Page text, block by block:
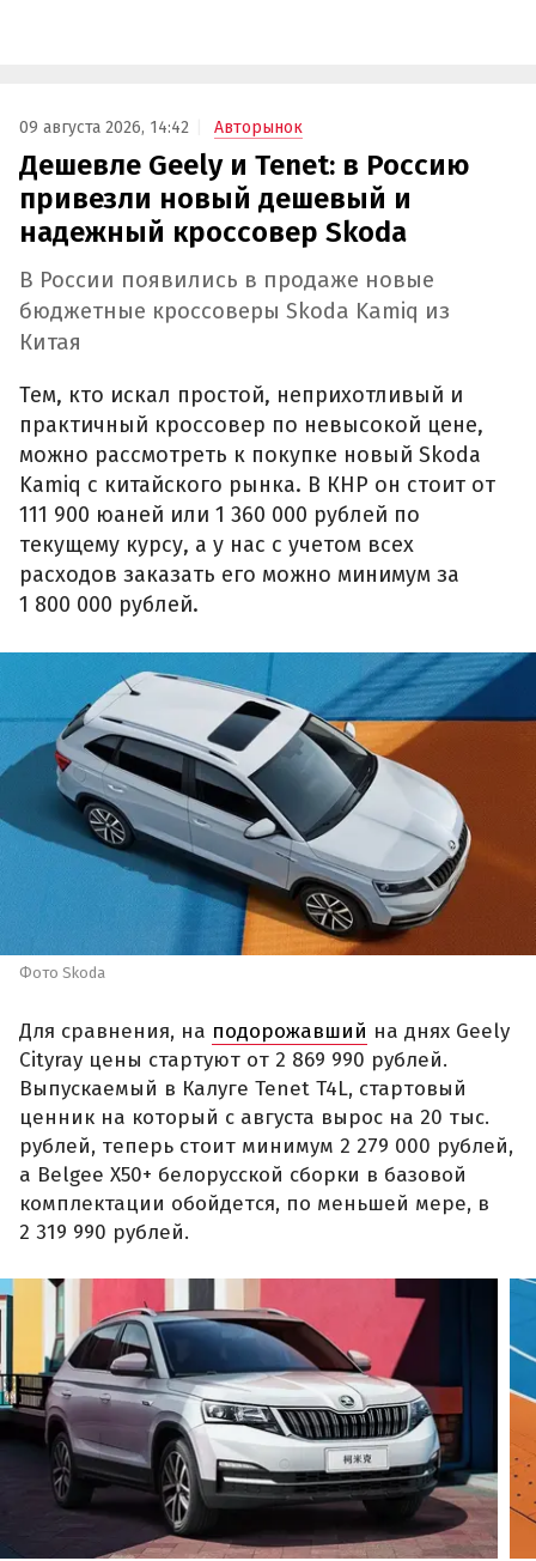
09 августа 2026, 14:42 Авторынок
Дешевле Geely и Tenet: в Россию
привезли новый дешевый и
надежный кроссовер Skoda
В России появились в продаже новые
бюджетные кроссоверы Skoda Kamiq из
Китая
Тем, кто искал простой, неприхотливый и
практичный кроссовер по невысокой цене,
можно рассмотреть к покупке новый Skoda
Kamiq с китайского рынка. В КНР он стоит от
111 900 юаней или 1 360 000 рублей по
текущему курсу, а у нас с учетом всех
расходов заказать его можно минимум за
1 800 000 рублей.
Фото Skoda
Для сравнения, на подорожавший на днях Geely
Cityray цены стартуют от 2 869 990 рублей.
Выпускаемый в Калуге Tenet T4L, стартовый
ценник на который с августа вырос на 20 тыс.
рублей, теперь стоит минимум 2 279 000 рублей,
а Belgee X50+ белорусской сборки в базовой
комплектации обойдется, по меньшей мере, в
2 319 990 рублей.